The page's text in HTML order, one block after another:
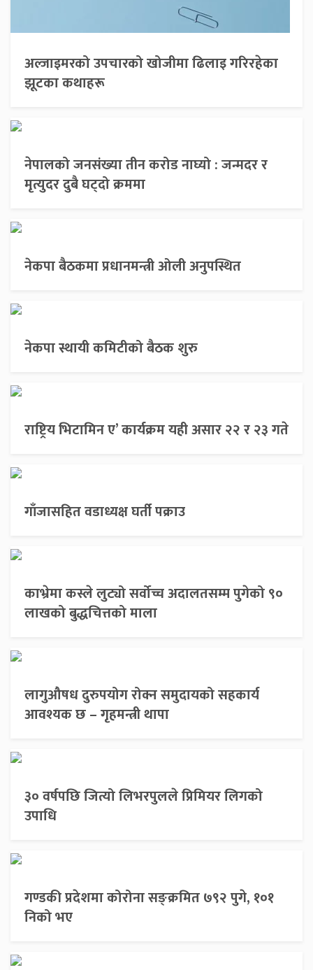
अल्जाइमरको उपचारको खोजीमा ढिलाइ गरिरहेका
झूटका कथाहरू
नेपालको जनसंख्या तीन करोड नाघ्यो : जन्मदर र
मृत्युदर दुबै घट्दो क्रममा
नेकपा बैठकमा प्रधानमन्त्री ओली अनुपस्थित
नेकपा स्थायी कमिटीको बैठक शुरु
राष्ट्रिय भिटामिन ए’ कार्यक्रम यही असार २२ र २३ गते
गाँजासहित वडाध्यक्ष घर्ती पक्राउ
काभ्रेमा कस्ले लुट्यो सर्वोच्च अदालतसम्म पुगेको ९०
लाखको बुद्धचित्तको माला
लागुऔषध दुरुपयोग रोक्न समुदायको सहकार्य
आवश्यक छ – गृहमन्त्री थापा
३० वर्षपछि जित्यो लिभरपुलले प्रिमियर लिगको
उपाधि
गण्डकी प्रदेशमा कोरोना सङ्क्रमित ७९२ पुगे, १०१
निको भए